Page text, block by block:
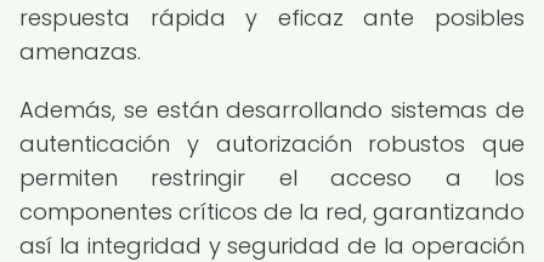
respuesta rápida y eficaz ante posibles
amenazas.
Además, se están desarrollando sistemas de
autenticación y autorización robustos que
permiten restringir el acceso a los
componentes críticos de la red, garantizando
así la integridad y seguridad de la operación